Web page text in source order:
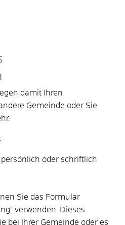
damit Ihren
Gemeinde oder Sie
oder schriftlich
Sie das Formular
verwenden.
Dieses
bei Ihrer Gemeinde oder es